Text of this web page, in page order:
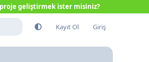
geliştirmek ister misiniz?
Kayıt Ol Giriş